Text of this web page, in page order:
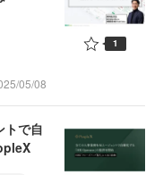
05/08
1
トで自